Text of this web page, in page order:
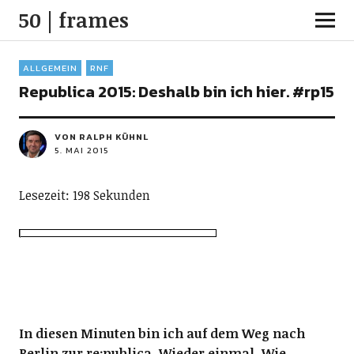
50 | frames
ALLGEMEIN RNF
Republica 2015: Deshalb bin ich hier. #rp15
VON RALPH KÜHNL
5. MAI 2015
Lesezeit: 198 Sekunden
In diesen Minuten bin ich auf dem Weg nach